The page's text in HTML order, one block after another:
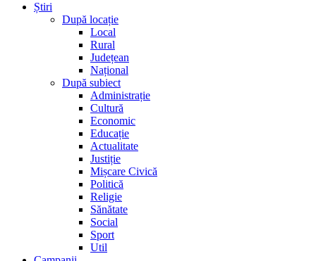
Știri
După locație
Local
Rural
Județean
Național
După subiect
Administrație
Cultură
Economic
Educație
Actualitate
Justiție
Mișcare Civică
Politică
Religie
Sănătate
Social
Sport
Util